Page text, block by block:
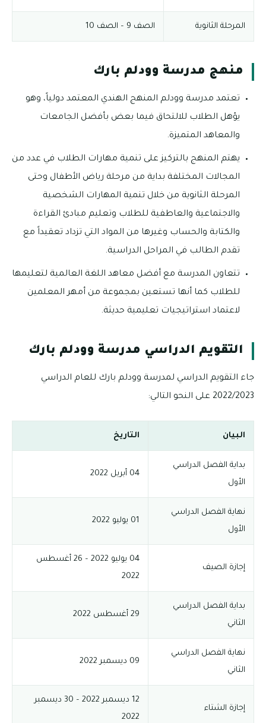
المرحلة الثانوية الصف 9 – الصف 10
منهج مدرسة وودلم بارك
تعتمد مدرسة وودلم المنهج الهندي المعتمد دولياً، وهو
يؤهل الطلاب للالتحاق فيما بعض بأفضل الجامعات
والمعاهد المتميزة.
يهتم المنهج بالتركيز على تنمية مهارات الطلاب في عدد من
المجالات المختلفة بداية من مرحلة رياض الأطفال وحتى
المرحلة الثانوية من خلال تنمية المهارات الشخصية
والاجتماعية والعاطفية للطلاب وتعليم مبادئ القراءة
والكتابة والحساب وغيرها من المواد التي تزداد تعقيداً مع
تقدم الطالب في المراحل الدراسية.
تتعاون المدرسة مع أفضل معاهد اللغة العالمية لتعليمها
للطلاب كما أنها تستعين بمجموعة من أمهر المعلمين
لاعتماد استراتيجيات تعليمية حديثة.
التقويم الدراسي مدرسة وودلم بارك
جاء التقويم الدراسي لمدرسة وودلم بارك للعام الدراسي
2022/2023 على النحو التالي:
البيان التاريخ
بداية الفصل الدراسي
الأول
04 أبريل 2022
نهاية الفصل الدراسي
الأول
01 يوليو 2022
إجازة الصيف
04 يوليو 2022 – 26 أغسطس
2022
بداية الفصل الدراسي
الثاني
29 أغسطس 2022
نهاية الفصل الدراسي
الثاني
09 ديسمبر 2022
إجازة الشتاء
12 ديسمبر 2022 – 30 ديسمبر
2022